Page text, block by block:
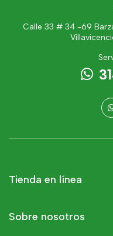
Calle 33 # 34 -69
Tienda en línea
Sobre nosotros